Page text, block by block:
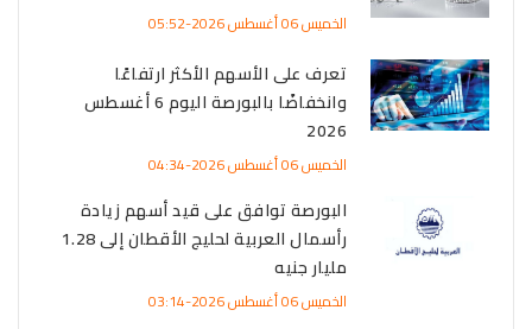
الخميس 06 أغسطس 2026-05:52
تعرف على الأسهم الأكثر ارتفاعًا
وانخفاضًا بالبورصة اليوم 6 أغسطس
2026
الخميس 06 أغسطس 2026-04:34
البورصة توافق على قيد أسهم زيادة
رأسمال العربية لحليج الأقطان إلى 1.28
مليار جنيه
الخميس 06 أغسطس 2026-03:14